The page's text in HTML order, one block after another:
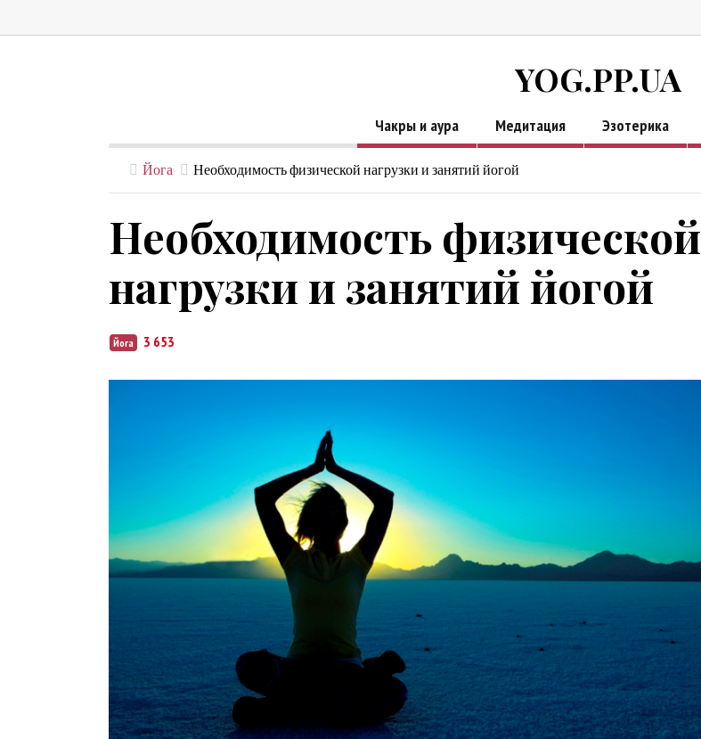
YOG.PP.UA
Чакры и аура Медитация Эзотерика
Йога Необходимость физической нагрузки и занятий йогой
Необходимость физической
нагрузки и занятий йогой
Йога 3 653